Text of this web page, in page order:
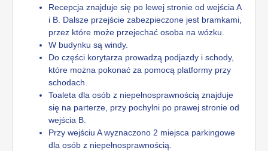
Recepcja znajduje się po lewej stronie od wejścia A
i B. Dalsze przejście zabezpieczone jest bramkami,
przez które może przejechać osoba na wózku.
W budynku są windy.
Do części korytarza prowadzą podjazdy i schody,
które można pokonać za pomocą platformy przy
schodach.
Toaleta dla osób z niepełnosprawnością znajduje
się na parterze, przy pochylni po prawej stronie od
wejścia B.
Przy wejściu A wyznaczono 2 miejsca parkingowe
dla osób z niepełnosprawnością.